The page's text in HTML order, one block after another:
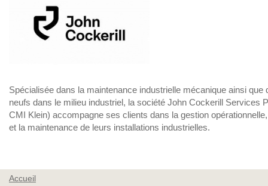
Spécialisée dans la maintenance industrielle mécanique ainsi que
neufs dans le milieu industriel, la société John Cockerill Services
CMI Klein) accompagne ses clients dans la gestion
et la maintenance de leurs installations industrielles.
Accueil